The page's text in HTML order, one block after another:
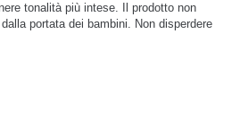
tonalità più intese. Il prodotto non
portata dei bambini. Non disperdere